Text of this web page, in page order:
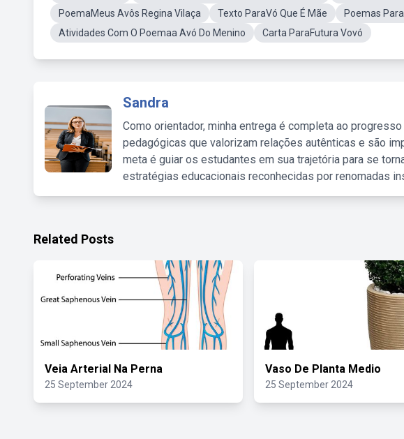
PoemaMeus Avôs Regina Vilaça
Texto ParaVó Que É Mãe Poemas
Atividades Com O Poemaa Avó Do Menino
Carta ParaFutura Vovó
Sandra
Como orientador, minha entrega é completa ao
pedagógicas que valorizam relações autênticas e são
meta é guiar os estudantes em sua trajetória para se
estratégias educacionais reconhecidas por renomadas
Related Posts
Veia Arterial Na Perna
25 September 2024
Vaso De Planta Medio
25 September 2024